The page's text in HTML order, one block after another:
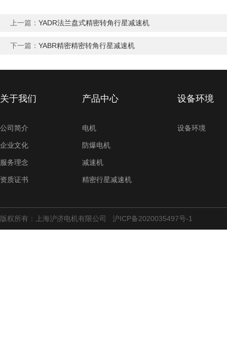
上一篇： YADR法兰盘式精密转角行星减速机
下一篇： YABR精密精密转角行星减速机
关于我们
公司简介
企业文化
服务理念
资质证书
产品中心
电机
防爆电机
减速机
精密行星减速机
设备环境
设备环境
版权所有：上海沪济电机有限公司 沪ICP备2020035497号-1